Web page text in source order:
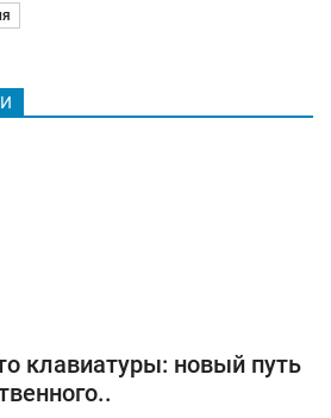
клавиатуры: новый путь